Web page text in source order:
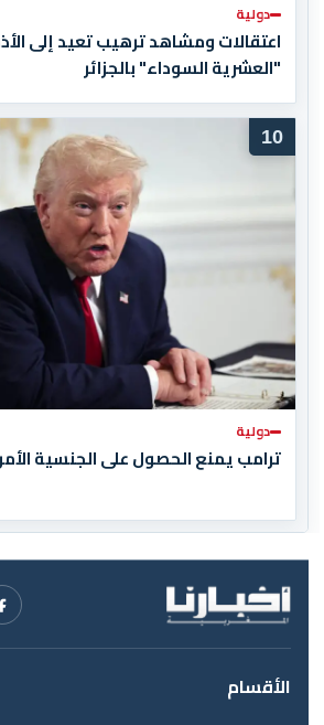
دولية
اعتقالات ومشاهد ترهيب تعيد إلى
"العشرية السوداء" بالجزائر
10
دولية
ترامب يمنع الحصول على الجنسية
الأقسام